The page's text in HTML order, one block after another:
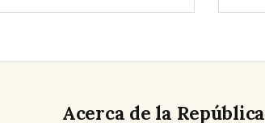
Acerca de la República